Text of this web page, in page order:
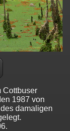
Cottbuser
1987 von
damaligen